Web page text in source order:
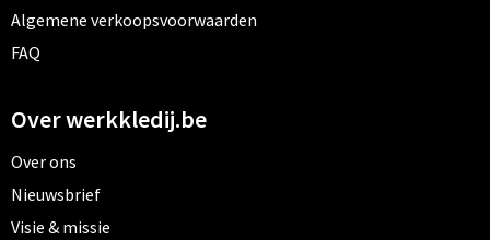
Algemene verkoopsvoorwaarden
FAQ
Over werkkledij.be
Over ons
Nieuwsbrief
Visie & missie